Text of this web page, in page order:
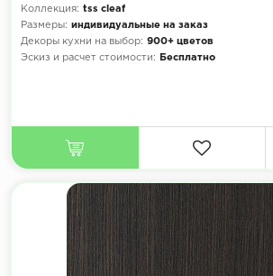
Коллекция: tss cleaf
Размеры: индивидуальные на заказ
Декоры кухни на выбор: 900+ цветов
Эскиз и расчет стоимости:
Бесплатно